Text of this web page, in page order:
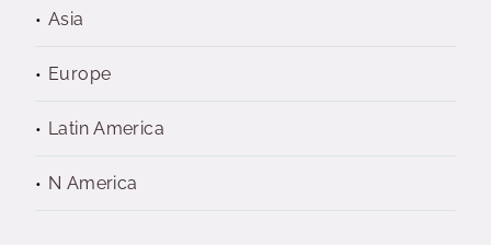
Asia
Europe
Latin America
N America